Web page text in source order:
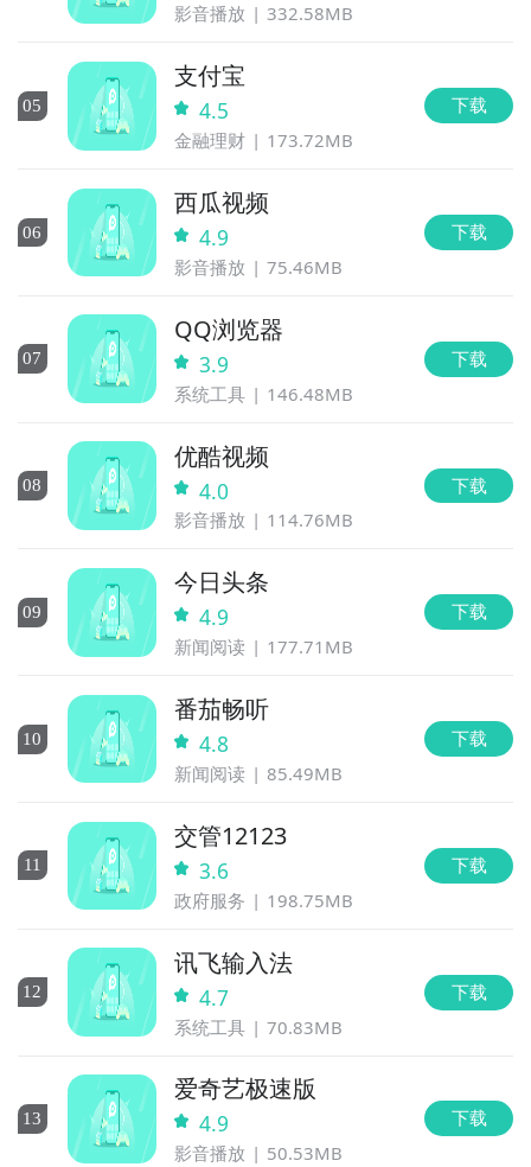
影音播放 332.58MB
05
支付宝
4.5
金融理财 173.72MB
下载
06
西瓜视频
4.9
影音播放 75.46MB
下载
07
QQ浏览器
3.9
系统工具 146.48MB
下载
08
优酷视频
4.0
影音播放 114.76MB
下载
09
今日头条
4.9
新闻阅读 177.71MB
下载
10
番茄畅听
4.8
新闻阅读 85.49MB
下载
11
交管12123
3.6
政府服务 198.75MB
下载
12
讯飞输入法
4.7
系统工具 70.83MB
下载
13
爱奇艺极速版
4.9
影音播放 50.53MB
下载